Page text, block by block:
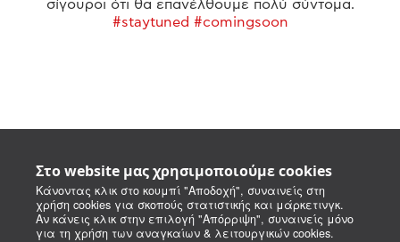
Στο website μας χρησιμοποιούμε cookies
Κάνοντας κλικ στο κουμπί "Αποδοχή", συναινείς στη
χρήση cookies για σκοπούς στατιστικής και μάρκετινγκ.
Αν κάνεις κλικ στην επιλογή "Απόρριψη", συναινείς μόνο
για τη χρήση των αναγκαίων & λειτουργικών cookies.
σίγουροι ότι θα επανέλθουμε πολύ σύντομα.
#staytuned #comingsoon